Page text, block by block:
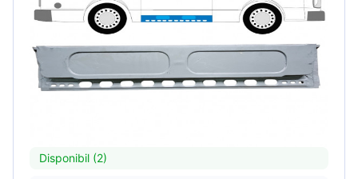
Disponibil (2)